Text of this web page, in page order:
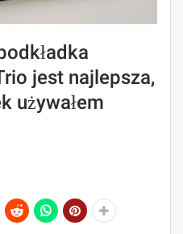
jest najlepsza,
używałem